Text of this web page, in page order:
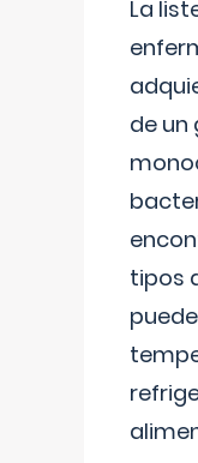
La
de un
tipos